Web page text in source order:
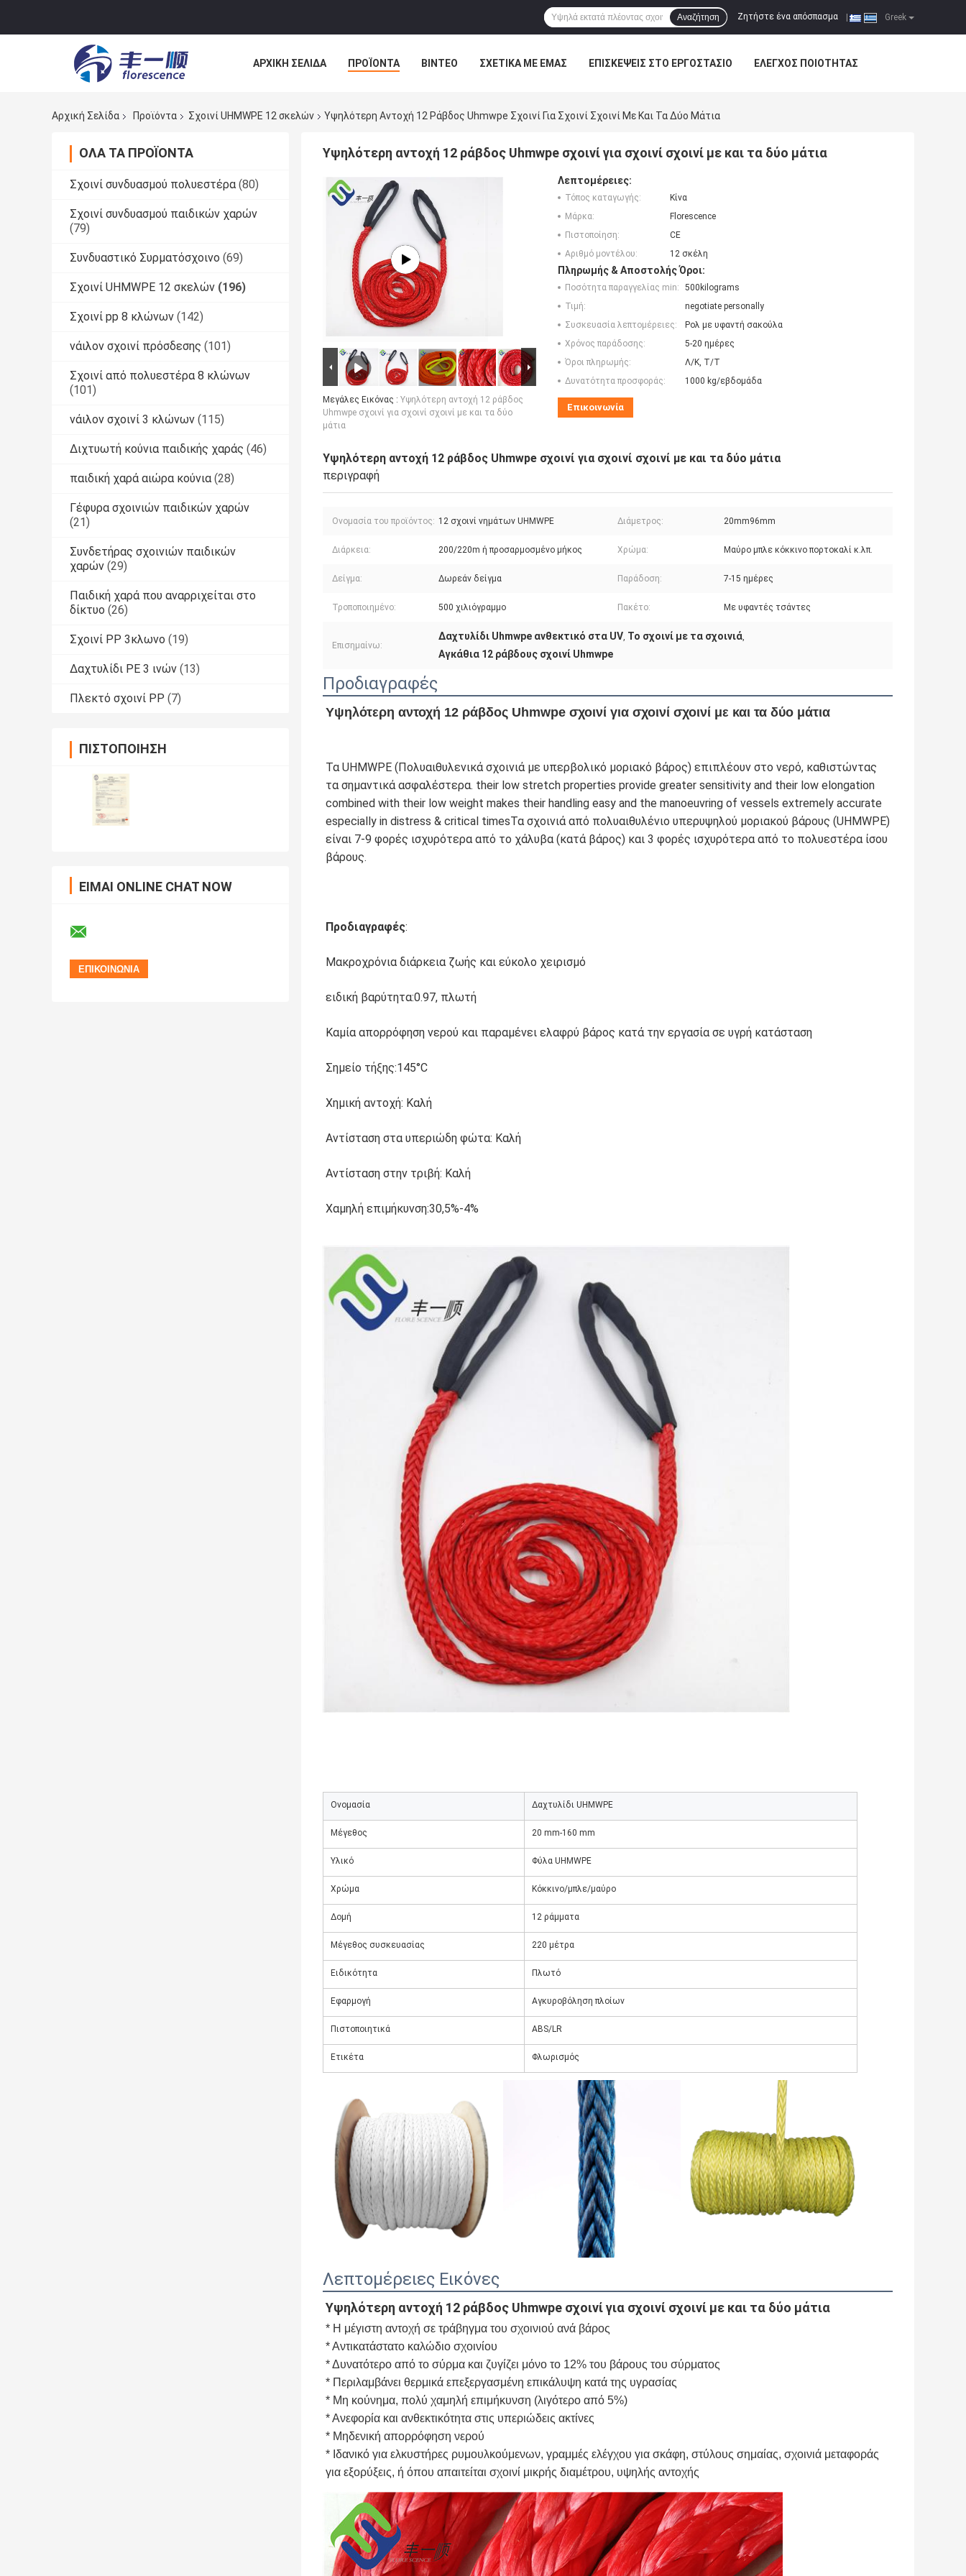
Greek
Ζητήστε ένα απόσπασμα
Αναζήτηση
ΑΡΧΙΚΉ ΣΕΛΊΔΑ ΠΡΟΪΌΝΤΑ ΒΊΝΤΕΟ ΣΧΕΤΙΚΆ ΜΕ ΕΜΆΣ ΕΠΙΣΚΈΨΕΙΣ ΣΤΟ ΕΡΓΟΣΤΆΣΙΟ ΈΛΕΓΧΟΣ ΠΟΙΌΤΗΤΑΣ
Αρχική Σελίδα
Προϊόντα Σχοινί UHMWPE 12 σκελών Υψηλότερη Αντοχή 12 Ράβδος Uhmwpe Σχοινί Για Σχοινί Σχοινί Με Και Τα Δύο Μάτια
ΌΛΑ ΤΑ ΠΡΟΪΌΝΤΑ
Σχοινί συνδυασμού πολυεστέρα (80)
Σχοινί συνδυασμού παιδικών χαρών
(79)
Συνδυαστικό Συρματόσχοινο (69)
Σχοινί UHMWPE 12 σκελών (196)
Σχοινί pp 8 κλώνων (142)
νάιλον σχοινί πρόσδεσης (101)
Σχοινί από πολυεστέρα 8 κλώνων
(101)
νάιλον σχοινί 3 κλώνων (115)
Διχτυωτή κούνια παιδικής χαράς (46)
παιδική χαρά αιώρα κούνια (28)
Γέφυρα σχοινιών παιδικών χαρών
(21)
Συνδετήρας σχοινιών παιδικών
χαρών (29)
Παιδική χαρά που αναρριχείται στο
δίκτυο (26)
Σχοινί PP 3κλωνο (19)
Δαχτυλίδι PE 3 ινών (13)
Πλεκτό σχοινί PP (7)
ΠΙΣΤΟΠΟΊΗΣΗ
ΕΊΜΑΙ ONLINE CHAT NOW
Υψηλότερη αντοχή 12 ράβδος Uhmwpe σχοινί για σχοινί σχοινί με και τα δύο μάτια
Μεγάλες Εικόνας : Υψηλότερη αντοχή 12 ράβδος
Uhmwpe σχοινί για σχοινί σχοινί με και τα δύο
μάτια
Λεπτομέρειες:
Τόπος καταγωγής:
Κίνα
Μάρκα:
Florescence
Πιστοποίηση:
CE
Αριθμό μοντέλου:
12 σκέλη
Πληρωμής & Αποστολής Όροι:
Ποσότητα παραγγελίας min:
500kilograms
Τιμή:
negotiate personally
Συσκευασία λεπτομέρειες:
Ρολ με υφαντή σακούλα
Χρόνος παράδοσης:
5-20 ημέρες
Όροι πληρωμής:
Λ/Κ, Τ/Τ
Δυνατότητα προσφοράς:
1000 kg/εβδομάδα
Επικοινωνία
Υψηλότερη αντοχή 12 ράβδος Uhmwpe σχοινί για σχοινί σχοινί με και τα δύο μάτια
περιγραφή
Ονομασία του προϊόντος: 12 σχοινί νημάτων UHMWPE Διάμετρος: 20mm96mm
Διάρκεια: 200/220m ή προσαρμοσμένο μήκος Χρώμα: Μαύρο μπλε κόκκινο πορτοκαλί κ.λπ.
Δείγμα: Δωρεάν δείγμα Παράδοση: 7-15 ημέρες
Τροποποιημένο: 500 χιλιόγραμμο Πακέτο: Με υφαντές τσάντες
Επισημαίνω:
Δαχτυλίδι Uhmwpe ανθεκτικό στα UV, Το σχοινί με τα σχοινιά,
Αγκάθια 12 ράβδους σχοινί Uhmwpe
Προδιαγραφές
Υψηλότερη αντοχή 12 ράβδος Uhmwpe σχοινί για σχοινί σχοινί με και τα δύο μάτια
Τα UHMWPE (Πολυαιθυλενικά σχοινιά με υπερβολικό μοριακό βάρος) επιπλέουν στο νερό, καθιστώντας
τα σημαντικά ασφαλέστερα. their low stretch properties provide greater sensitivity and their low elongation
combined with their low weight makes their handling easy and the manoeuvring of vessels extremely accurate
especially in distress & critical timesΤα σχοινιά από πολυαιθυλένιο υπερυψηλού μοριακού βάρους (UHMWPE)
είναι 7-9 φορές ισχυρότερα από το χάλυβα (κατά βάρος) και 3 φορές ισχυρότερα από το πολυεστέρα ίσου
βάρους.
Προδιαγραφές:
Μακροχρόνια διάρκεια ζωής και εύκολο χειρισμό
ειδική βαρύτητα:0.97, πλωτή
Καμία απορρόφηση νερού και παραμένει ελαφρύ βάρος κατά την εργασία σε υγρή κατάσταση
Σημείο τήξης:145°C
Χημική αντοχή: Καλή
Αντίσταση στα υπεριώδη φώτα: Καλή
Αντίσταση στην τριβή: Καλή
Χαμηλή επιμήκυνση:30,5%-4%
Ονομασία Δαχτυλίδι UHMWPE
Μέγεθος 20 mm-160 mm
Υλικό Φύλα UHMWPE
Χρώμα Κόκκινο/μπλε/μαύρο
Δομή 12 ράμματα
Μέγεθος συσκευασίας 220 μέτρα
Ειδικότητα Πλωτό
Εφαρμογή Αγκυροβόληση πλοίων
Πιστοποιητικά ABS/LR
Ετικέτα Φλωρισμός
Λεπτομέρειες Εικόνες
Υψηλότερη αντοχή 12 ράβδος Uhmwpe σχοινί για σχοινί σχοινί με και τα δύο μάτια
* Η μέγιστη αντοχή σε τράβηγμα του σχοινιού ανά βάρος
* Αντικατάστατο καλώδιο σχοινίου
* Δυνατότερο από το σύρμα και ζυγίζει μόνο το 12% του βάρους του σύρματος
* Περιλαμβάνει θερμικά επεξεργασμένη επικάλυψη κατά της υγρασίας
* Μη κούνημα, πολύ χαμηλή επιμήκυνση (λιγότερο από 5%)
* Ανεφορία και ανθεκτικότητα στις υπεριώδεις ακτίνες
* Μηδενική απορρόφηση νερού
* Ιδανικό για ελκυστήρες ρυμουλκούμενων, γραμμές ελέγχου για σκάφη, στύλους σημαίας, σχοινιά μεταφοράς
για εξορύξεις, ή όπου απαιτείται σχοινί μικρής διαμέτρου, υψηλής αντοχής